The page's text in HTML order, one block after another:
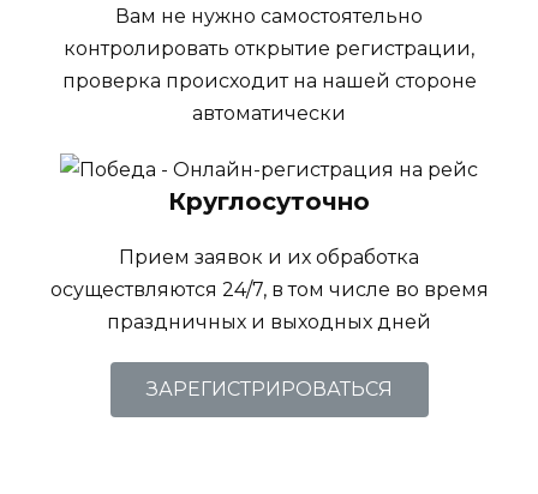
Вам не нужно самостоятельно
контролировать открытие регистрации,
проверка происходит на нашей стороне
автоматически
Круглосуточно
Прием заявок и их обработка
осуществляются 24/7, в том числе во время
праздничных и выходных дней
ЗАРЕГИСТРИРОВАТЬСЯ